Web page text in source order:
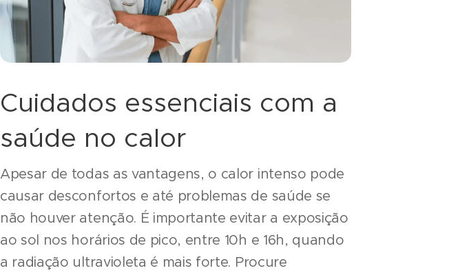
Cuidados essenciais com a
saúde no calor
Apesar de todas as vantagens, o calor intenso pode
causar desconfortos e até problemas de saúde se
não houver atenção. É importante evitar a exposição
ao sol nos horários de pico, entre 10h e 16h, quando
a radiação ultravioleta é mais forte. Procure